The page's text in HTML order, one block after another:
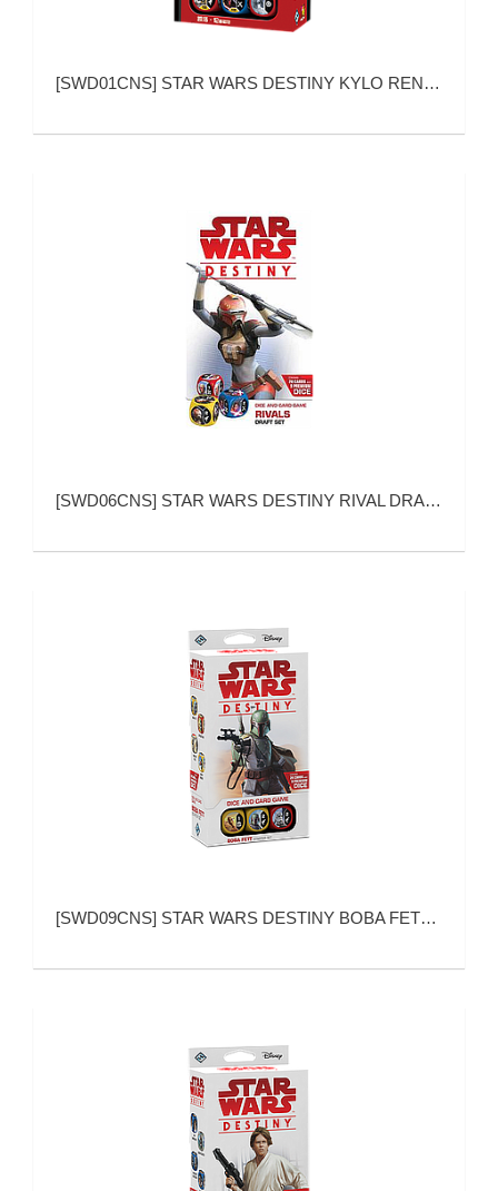
[SWD01CNS] STAR WARS DESTINY KYLO REN STARTER SET (星球大战：命运 凯洛·伦 基础包)
[SWD06CNS] STAR WARS DESTINY RIVAL DRAFT PACK (星球大战：命运 棋逢对手 基础包)
[SWD09CNS] STAR WARS DESTINY BOBA FETT STARTER SET (星球大战：命运 波巴·费特 基础包)